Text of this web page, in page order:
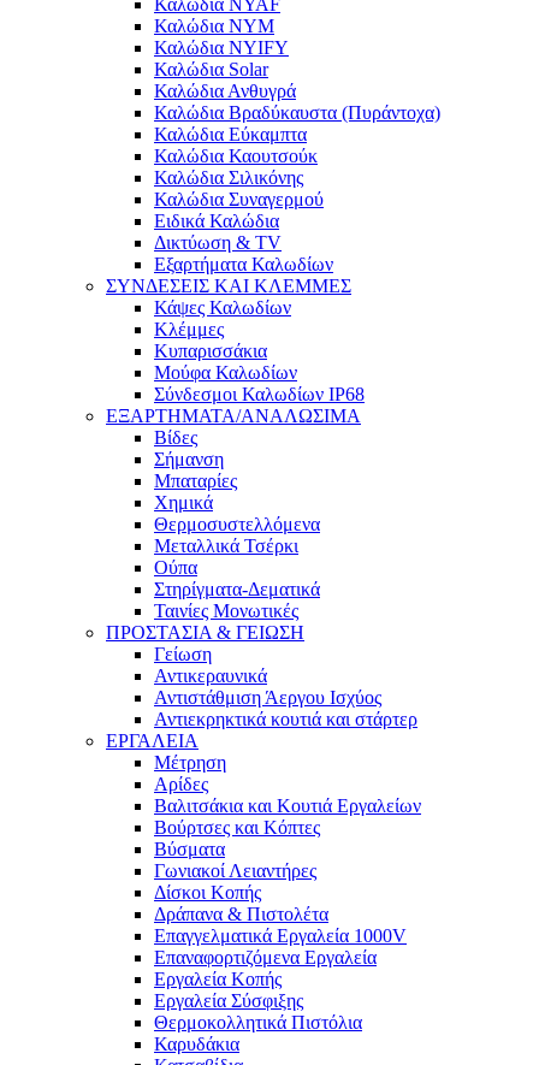
Καλώδια NYAF
Καλώδια NYM
Καλώδια NYIFY
Καλώδια Solar
Καλώδια Ανθυγρά
Καλώδια Βραδύκαυστα (Πυράντοχα)
Καλώδια Εύκαμπτα
Καλώδια Καουτσούκ
Καλώδια Σιλικόνης
Καλώδια Συναγερμού
Ειδικά Καλώδια
Δικτύωση & TV
Εξαρτήματα Καλωδίων
ΣΥΝΔΕΣΕΙΣ ΚΑΙ ΚΛΕΜΜΕΣ
Κάψες Καλωδίων
Κλέμμες
Κυπαρισσάκια
Μούφα Καλωδίων
Σύνδεσμοι Καλωδίων IP68
ΕΞΑΡΤΗΜΑΤΑ/ΑΝΑΛΩΣΙΜΑ
Βίδες
Σήμανση
Μπαταρίες
Χημικά
Θερμοσυστελλόμενα
Μεταλλικά Τσέρκι
Ούπα
Στηρίγματα-Δεματικά
Ταινίες Μονωτικές
ΠΡΟΣΤΑΣΙΑ & ΓΕΙΩΣΗ
Γείωση
Αντικεραυνικά
Αντιστάθμιση Άεργου Ισχύος
Αντιεκρηκτικά κουτιά και στάρτερ
ΕΡΓΑΛΕΙΑ
Μέτρηση
Αρίδες
Βαλιτσάκια και Κουτιά Εργαλείων
Βούρτσες και Κόπτες
Βύσματα
Γωνιακοί Λειαντήρες
Δίσκοι Κοπής
Δράπανα & Πιστολέτα
Επαγγελματικά Εργαλεία 1000V
Επαναφορτιζόμενα Εργαλεία
Εργαλεία Κοπής
Εργαλεία Σύσφιξης
Θερμοκολλητικά Πιστόλια
Καρυδάκια